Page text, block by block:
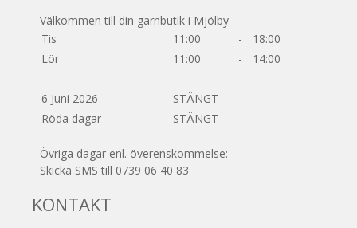
Välkommen till din garnbutik i Mjölby
Tis
11:00 -
18:00
Lör
11:00 - 14:00
6 Juni 2026
STÄNGT
Röda dagar
STÄNGT
Övriga dagar enl. överenskommelse:
Skicka SMS till 0739 06 40 83
KONTAKT